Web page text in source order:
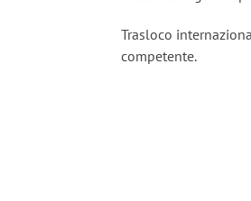
Trasloco
competente.